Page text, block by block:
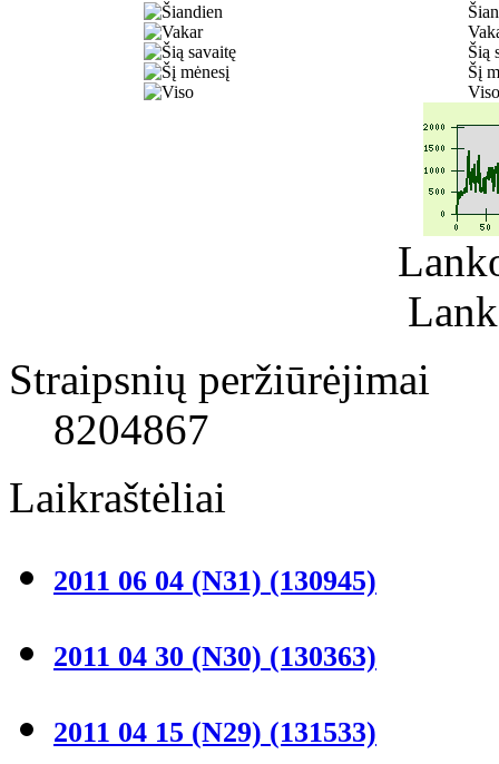
Šią
Šį
Viso
Straipsnių peržiūrėjimai
8204867
Laikraštėliai
2011 06 04 (N31) (130945)
2011 04 30 (N30) (130363)
2011 04 15 (N29) (131533)